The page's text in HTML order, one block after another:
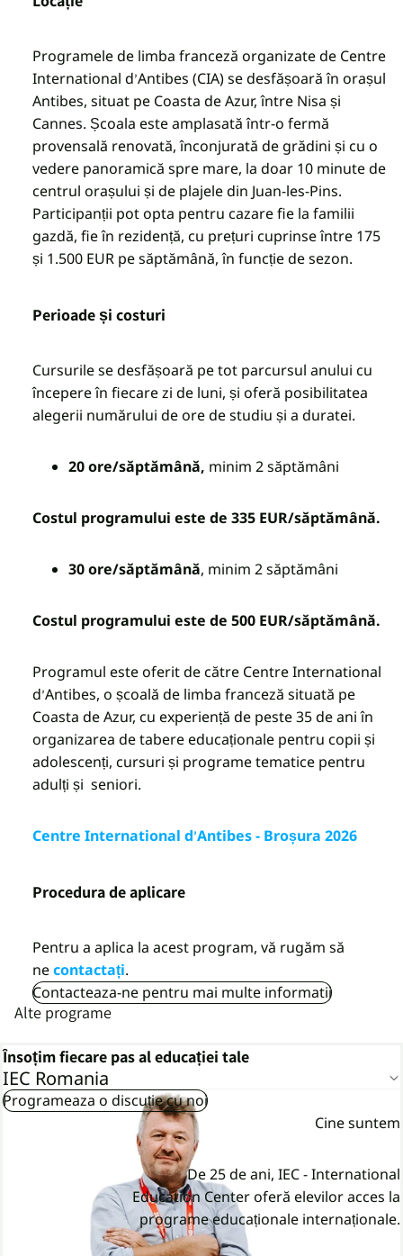
Programele de limba franceză organizate de Centre
International d’Antibes (CIA)se desfășoară în orașul
Antibes, situat pe Coasta de Azur, între Nisa și
Cannes. Școala este amplasată într-o fermă
provensală renovată, înconjurată de grădini și cu o
vedere panoramică spre mare, la doar 10 minute de
centrul orașului și de plajele din Juan-les-Pins.
Participanții pot opta pentru cazare fie la familii
gazdă, fie în rezidență, cu prețuri cuprinse între 175
și 1.500 EUR pe săptămână, în funcție de sezon.
Perioade și costuri
Cursurile se desfășoară pe tot parcursul anului cu
începere în fiecare zi de luni, și oferă posibilitatea
alegerii numărului de ore de studiu și a duratei.
20 ore/săptămână, minim 2 săptămâni
Costul programului este de 335 EUR/săptămână.
30 ore/săptămână, minim 2 săptămâni
Costul programului este de 500 EUR/săptămână.
Programul este oferit de către Centre International
d’Antibes, o școală de limba franceză situată pe
Coasta de Azur, cu experiență de peste 35 de ani în
organizarea de tabere educaționale pentru copii și
adolescenți, cursuri și programe tematice pentru
adulți și seniori.
Centre International d’Antibes - Broșura 2026
Procedura de aplicare
Pentru a aplica la acest program, vă rugăm să
necontactați.
Contacteaza-ne pentru mai multe informatii
Alte programe
Însoțim fiecare pas al educației tale
IEC Romania
Programeaza o discuție cu noi
Cine suntem
De 25 de ani, IEC - International
Education Center oferă elevilor acces la
programe educaționale internaționale.